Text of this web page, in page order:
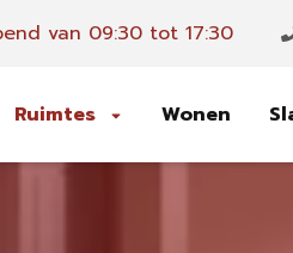
van 09:30 tot 17:30
Ruimtes Wonen